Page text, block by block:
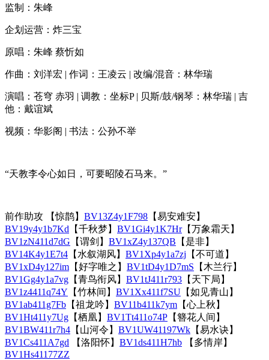
监制：朱峰
企划运营：炸三宝
原唱：朱峰 蔡忻如
作曲：刘洋宏 | 作词：王凌云 | 改编/混音：林华瑞
演唱：苍穹 赤羽 | 调教：坐标P | 贝斯/鼓/钢琴：林华瑞 | 吉
他：戴谊斌
视频：华影阁 | 书法：公孙不举
“天教李令心如日，可要昭陵石马来。”
前作助攻 【惊鹊】 BV13Z4y1F798 【易安难安】
BV19y4y1b7Kd 【千秋梦】 BV1Gi4y1K7Hr【万象霜天】
BV1zN411d7dG 【谓剑】 BV1xZ4y137QB 【是非】
BV14K4y1E7t4 【水叙湖风】 BV1Xp4y1a7zj 【不可道】
BV1xD4y127im 【好字唯之】 BV1tD4y1D7mS 【木兰行】
BV1Gg4y1a7vg 【青鸟衔风】 BV1tJ411r793 【天下局】
BV1z4411q74Y 【竹林间】 BV1Xx411f7SU 【如见青山】
BV1ab411g7Fb 【祖龙吟】 BV11b411k7ym 【心上秋】
BV1Ht411y7Ug 【栖凰】 BV1Tt411o74P 【簪花人间】
BV1BW411r7h4 【山河令】 BV1UW41197Wk 【易水诀】
BV1Cs411A7gd 【洛阳怀】 BV1ds411H7hb 【多情岸】
BV1Hs41177ZZ